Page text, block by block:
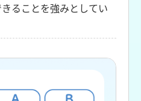
ることを強みとしてい